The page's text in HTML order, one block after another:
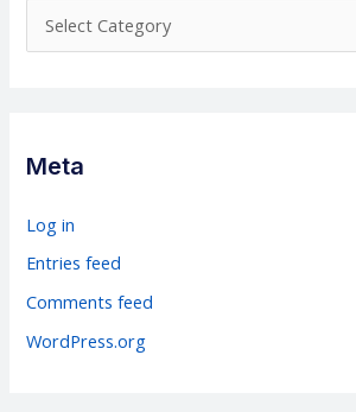
a
r
i
Meta
Log in
Entries feed
Comments feed
WordPress.org